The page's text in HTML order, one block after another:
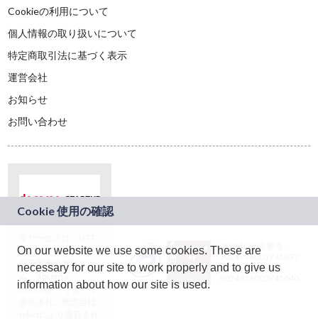
Cookieの利用について
個人情報の取り扱いについて
特定商取引法に基づく表示
運営会社
お知らせ
お問い合わせ
ドコモグループの新
規事業創出プログラ
ム「docomo
STARTUP」を通じて
JASRAC許諾番号：
9024936001Y45037
JASRAC許諾番号：
On our website we use some cookies. These are
necessary for our site to work properly and to give us
information about how our site is used.